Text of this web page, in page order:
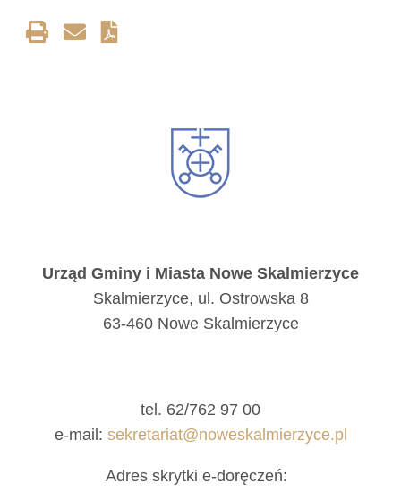
Urząd Gminy i Miasta Nowe Skalmierzyce
Skalmierzyce, ul. Ostrowska 8
63-460 Nowe Skalmierzyce
tel. 62/762 97 00
e-mail: sekretariat@noweskalmierzyce.pl
Adres skrytki e-doręczeń: